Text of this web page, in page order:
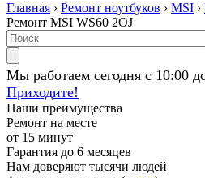
Главная › Ремонт ноутбуков › MSI ›
Ремонт MSI WS60 2OJ
Мы работаем сегодня с 10:00
Приходите!
Наши преимущества
Ремонт на месте
от 15 минут
Гарантия до 6 месяцев
Нам доверяют тысячи людей